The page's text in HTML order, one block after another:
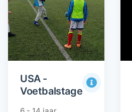
USA -
Voetbalstage